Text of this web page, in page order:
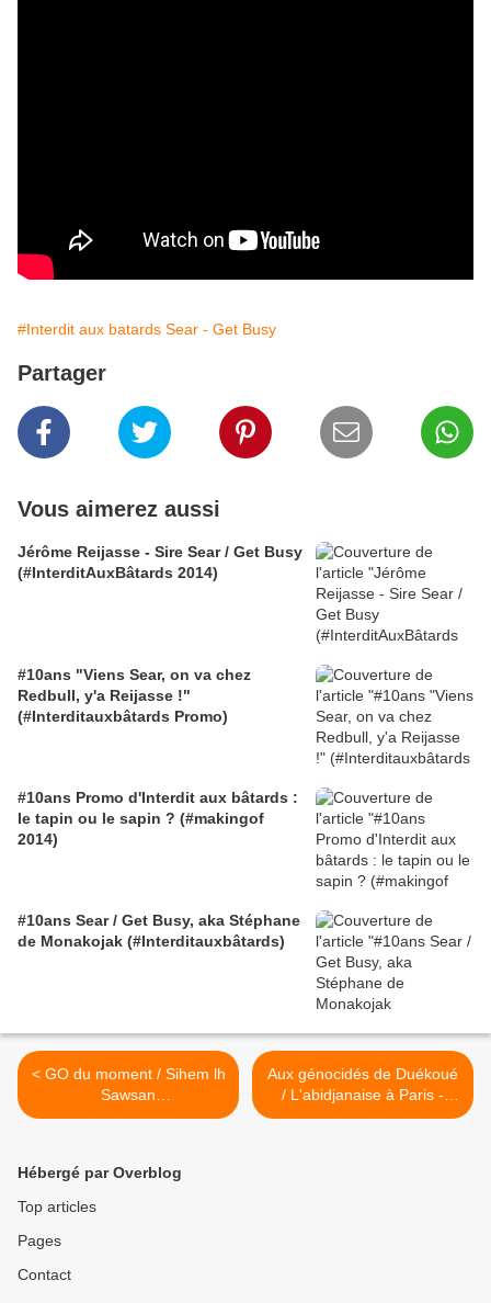
#Interdit aux batards Sear - Get Busy
Partager
Vous aimerez aussi
Jérôme Reijasse - Sire Sear / Get Busy
(#InterditAuxBâtards 2014)
#10ans "Viens Sear, on va chez
Redbull, y'a Reijasse !"
(#Interditauxbâtards Promo)
#10ans Promo d'Interdit aux bâtards :
le tapin ou le sapin ? (#makingof
2014)
#10ans Sear / Get Busy, aka Stéphane
de Monakojak (#Interditauxbâtards)
< GO du moment / Sihem lh
Sawsan
#InterditAuxBâtards
Aux génocidés de Duékoué
/ L'abidjanaise à Paris -
29/03/2014 >
Hébergé par Overblog
Top articles
Pages
Contact